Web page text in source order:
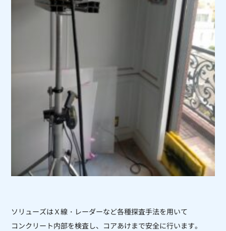
ソリューズはＸ線・レーダーなど各種探査手法を用いて
コンクリート内部を検査し、コアあけまで安全に行います。